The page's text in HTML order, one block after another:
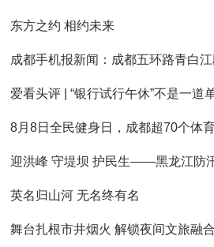
东方之约 相约未来
成都手机报新闻：成都五环路青白
爱看头评 | “银行试行午休”不是一道
8月8日全民健身日，成都超70个体
迎洪峰 守堤坝 护民生——黑龙江防
英名归山河 无名终有名
舞台扎根市井烟火 解锁夜间文旅融